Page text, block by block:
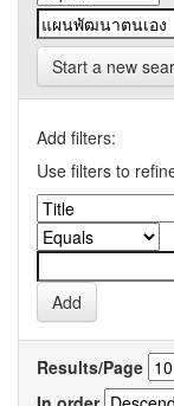
Start a new
Add filters:
Use filters to
Results/Page